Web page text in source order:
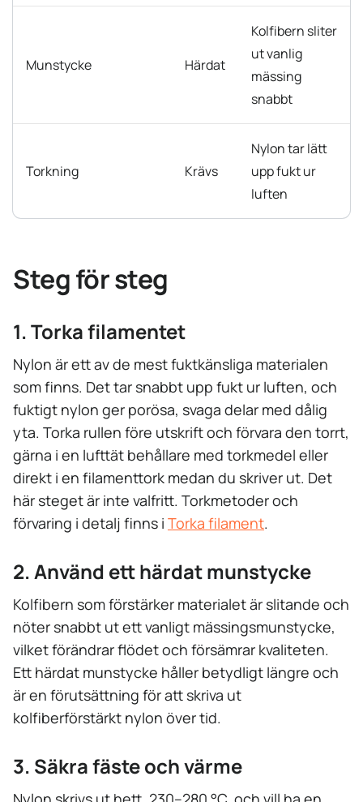
Munstycke Härdat
Kolfibern sliter
ut vanlig
mässing
snabbt
Torkning Krävs
Nylon tar lätt
upp fukt ur
luften
Steg för steg
1. Torka filamentet
Nylon är ett av de mest fuktkänsliga materialen
som finns. Det tar snabbt upp fukt ur luften, och
fuktigt nylon ger porösa, svaga delar med dålig
yta. Torka rullen före utskrift och förvara den torrt,
gärna i en lufttät behållare med torkmedel eller
direkt i en filamenttork medan du skriver ut. Det
här steget är inte valfritt. Torkmetoder och
förvaring i detalj finns i Torka filament.
2. Använd ett härdat munstycke
Kolfibern som förstärker materialet är slitande och
nöter snabbt ut ett vanligt mässingsmunstycke,
vilket förändrar flödet och försämrar kvaliteten.
Ett härdat munstycke håller betydligt längre och
är en förutsättning för att skriva ut
kolfiberförstärkt nylon över tid.
3. Säkra fäste och värme